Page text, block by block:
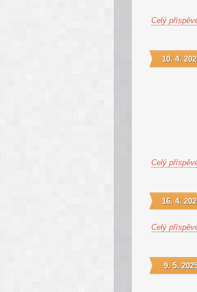
Celý
10. 4.
Celý
16. 4.
Celý
9. 5.